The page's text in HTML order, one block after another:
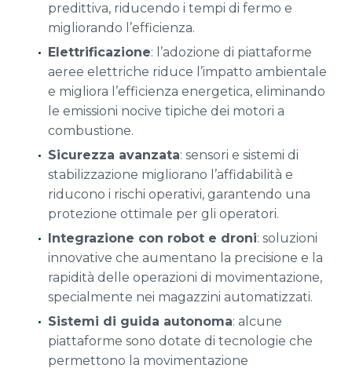
predittiva, riducendo i tempi di fermo e
migliorando l’efficienza.
Elettrificazione: l’adozione di piattaforme
aeree elettriche riduce l’impatto ambientale
e migliora l’efficienza energetica, eliminando
le emissioni nocive tipiche dei motori a
combustione.
Sicurezza avanzata: sensori e sistemi di
stabilizzazione migliorano l’affidabilità e
riducono i rischi operativi, garantendo una
protezione ottimale per gli operatori.
Integrazione con robot e droni: soluzioni
innovative che aumentano la precisione e la
rapidità delle operazioni di movimentazione,
specialmente nei magazzini automatizzati.
Sistemi di guida autonoma: alcune
piattaforme sono dotate di tecnologie che
permettono la movimentazione